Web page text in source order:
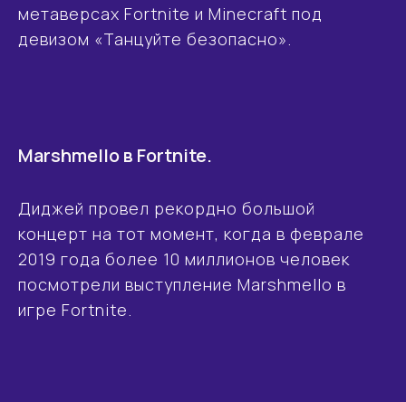
метаверсах Fortnite и Minecraft под
девизом «Танцуйте безопасно».
Marshmello в Fortnite.
Диджей провел рекордно большой
концерт на тот момент, когда в феврале
2019 года более 10 миллионов человек
посмотрели выступление Marshmello в
игре Fortnite.